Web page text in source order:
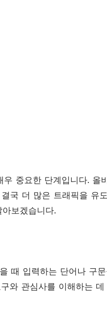
중요한 단계입니다. 올
국 더 많은 트래픽을 유
보겠습니다.
때 입력하는 단어나 구
와 관심사를 이해하는